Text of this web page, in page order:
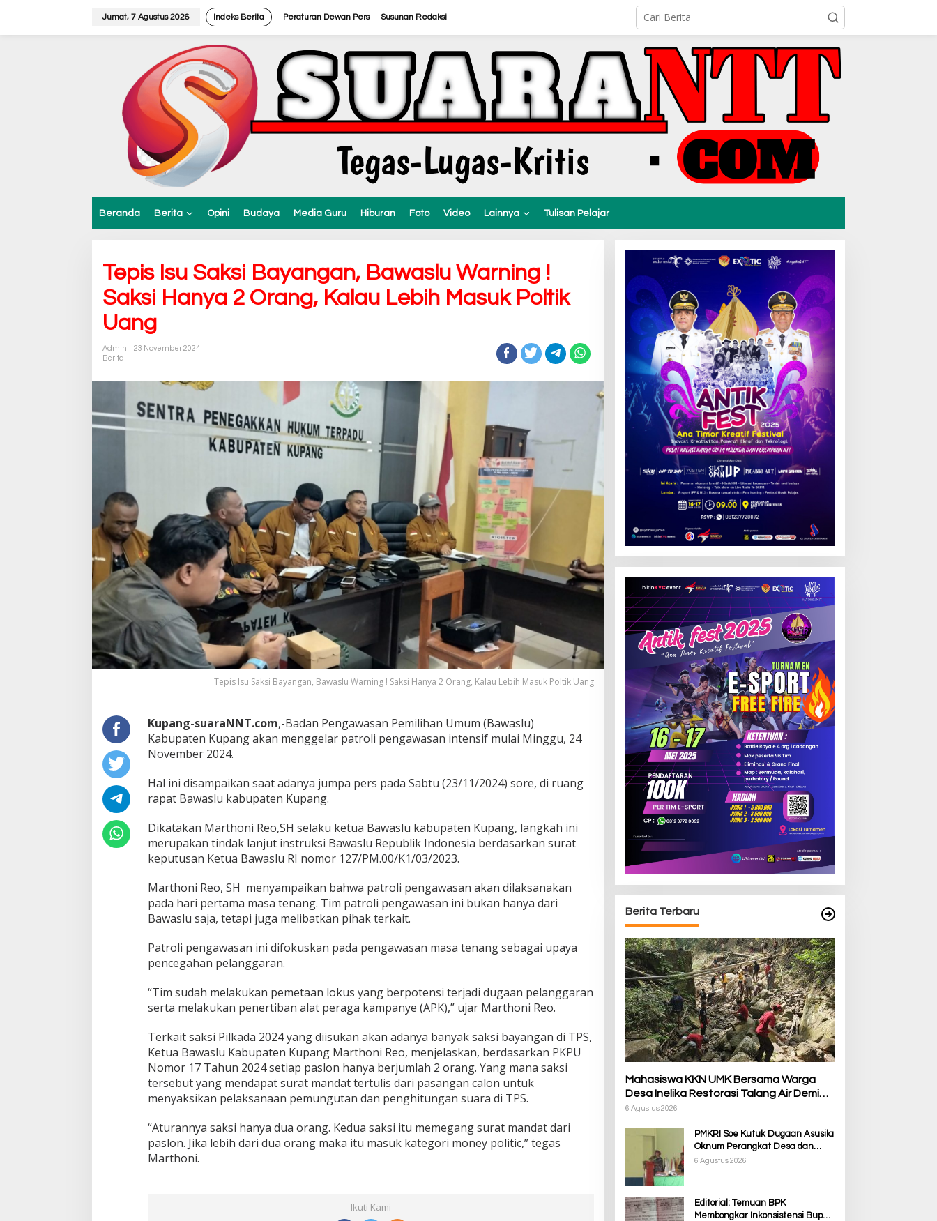
Jumat, 7 Agustus 2026 Indeks Berita Peraturan Dewan Pers Susunan Redaksi
Beranda Berita Opini Budaya Media Guru Hiburan Foto Video Lainnya Tulisan Pelajar
Tepis Isu Saksi Bayangan, Bawaslu Warning !
Saksi Hanya 2 Orang, Kalau Lebih Masuk Poltik
Uang
Admin
23 November 2024
Berita
Tepis Isu Saksi Bayangan, Bawaslu Warning ! Saksi Hanya 2 Orang, Kalau Lebih Masuk Poltik Uang
Kupang-suaraNNT.com,-Badan Pengawasan Pemilihan Umum (Bawaslu)
Kabupaten Kupang akan menggelar patroli pengawasan intensif mulai Minggu, 24
November 2024.
Hal ini disampaikan saat adanya jumpa pers pada Sabtu (23/11/2024) sore, di ruang
rapat Bawaslu kabupaten Kupang.
Dikatakan Marthoni Reo,SH selaku ketua Bawaslu kabupaten Kupang, langkah ini
merupakan tindak lanjut instruksi Bawaslu Republik Indonesia berdasarkan surat
keputusan Ketua Bawaslu RI nomor 127/PM.00/K1/03/2023.
Marthoni Reo, SH menyampaikan bahwa patroli pengawasan akan dilaksanakan
pada hari pertama masa tenang. Tim patroli pengawasan ini bukan hanya dari
Bawaslu saja, tetapi juga melibatkan pihak terkait.
Patroli pengawasan ini difokuskan pada pengawasan masa tenang sebagai upaya
pencegahan pelanggaran.
“Tim sudah melakukan pemetaan lokus yang berpotensi terjadi dugaan pelanggaran
serta melakukan penertiban alat peraga kampanye (APK),” ujar Marthoni Reo.
Terkait saksi Pilkada 2024 yang diisukan akan adanya banyak saksi bayangan di TPS,
Ketua Bawaslu Kabupaten Kupang Marthoni Reo, menjelaskan, berdasarkan PKPU
Nomor 17 Tahun 2024 setiap paslon hanya berjumlah 2 orang. Yang mana saksi
tersebut yang mendapat surat mandat tertulis dari pasangan calon untuk
menyaksikan pelaksanaan pemungutan dan penghitungan suara di TPS.
“Aturannya saksi hanya dua orang. Kedua saksi itu memegang surat mandat dari
paslon. Jika lebih dari dua orang maka itu masuk kategori money politic,” tegas
Marthoni.
Ikuti Kami
Berita Terbaru
Mahasiswa KKN UMK Bersama Warga
Desa Inelika Restorasi Talang Air Demi
Kelancaran Irigasi Sawah
6 Agustus 2026
PMKRI Soe Kutuk Dugaan Asusila
Oknum Perangkat Desa dan
Guru PPPK, Soroti Ketimpangan
6 Agustus 2026
Editorial: Temuan BPK
Membongkar Inkonsistensi Bupati